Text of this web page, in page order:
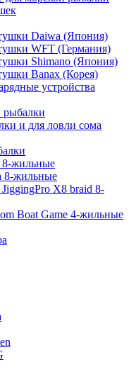
Daiwa (Япония)
WFT (Германия)
Shimano (Япония)
Banax (Корея)
устройства
рыбалки
и для ловли сома
8-жильные
8-жильные
X8 braid 8-
Boat Game 4-жильные